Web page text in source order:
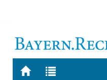
Zur
Zur